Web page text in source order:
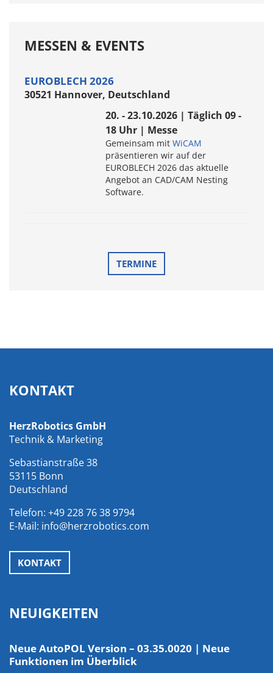
MESSEN & EVENTS
EUROBLECH 2026
30521 Hannover, Deutschland
20. - 23.10.2026 | Täglich 09 -
18 Uhr | Messe
Gemeinsam mit WiCAM
präsentieren wir auf der
EUROBLECH 2026 das aktuelle
Angebot an CAD/CAM Nesting
Software.
TERMINE
KONTAKT
HerzRobotics GmbH
Technik & Marketing
Sebastianstraße 38
53115 Bonn
Deutschland
Telefon: +49 228 76 38 9794
E-Mail: info@herzrobotics.com
KONTAKT
NEUIGKEITEN
Neue AutoPOL Version – 03.35.0020 | Neue
Funktionen im Überblick